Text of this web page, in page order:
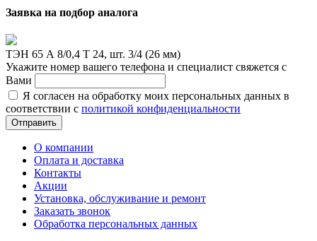
Заявка на подбор аналога
ТЭН 65 А 8/0,4 Т 24, шт. 3/4 (26 мм)
Укажите номер вашего телефона и специалист свяжется с
Вами
Я согласен на обработку моих персональных данных в
соответствии с политикой конфиденциальности
Отправить
О компании
Оплата и доставка
Контакты
Акции
Установка, обслуживание и ремонт
Заказать звонок
Обработка персональных данных